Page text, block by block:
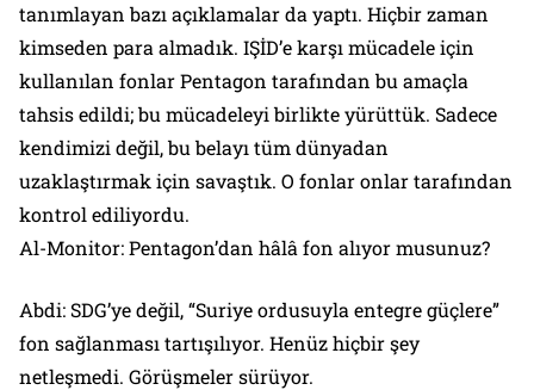
tanımlayan bazı açıklamalar da yaptı. Hiçbir zaman
kimseden para almadık. IŞİD’e karşı mücadele için
kullanılan fonlar Pentagon tarafından bu amaçla
tahsis edildi; bu mücadeleyi birlikte yürüttük. Sadece
kendimizi değil, bu belayı tüm dünyadan
uzaklaştırmak için savaştık. O fonlar onlar tarafından
kontrol ediliyordu.
Al-Monitor: Pentagon’dan hâlâ fon alıyor musunuz?
Abdi: SDG’ye değil, “Suriye ordusuyla entegre güçlere”
fon sağlanması tartışılıyor. Henüz hiçbir şey
netleşmedi. Görüşmeler sürüyor.